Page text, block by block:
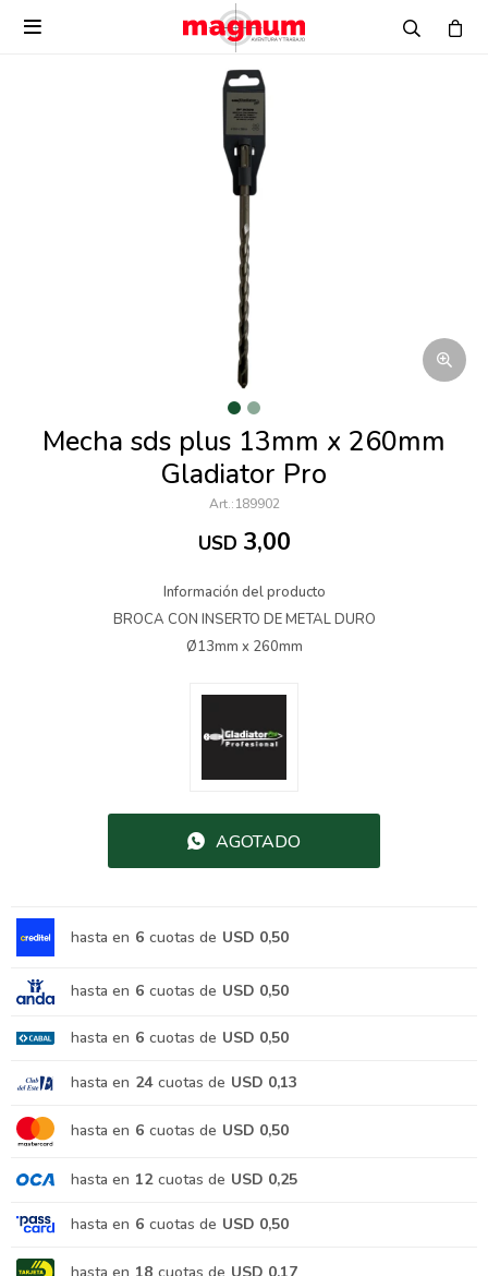

Mecha sds plus 13mm x 260mm
Gladiator Pro
189902
USD 3,00
Información del producto
BROCA CON INSERTO DE METAL DURO
Ø13mm x 260mm
AGOTADO
hasta en 6 cuotas de USD 0,50
hasta en 6 cuotas de USD 0,50
hasta en 6 cuotas de USD 0,50
hasta en 24 cuotas de USD 0,13
hasta en 6 cuotas de USD 0,50
hasta en 12 cuotas de USD 0,25
hasta en 6 cuotas de USD 0,50
hasta en 18 cuotas de USD 0,17